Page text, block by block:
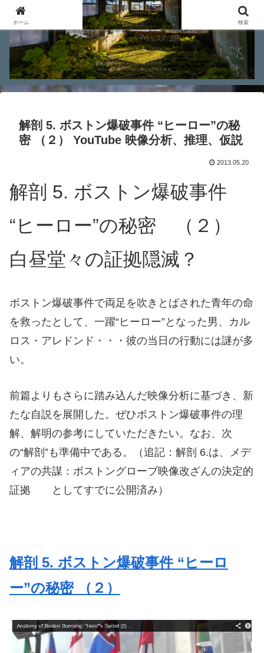
解剖 5. ボストン爆破事件 “ヒーロー”の秘
密 （２） YouTube 映像分析、推理、仮説
2013.05.20
解剖 5. ボストン爆破事件
“ヒーロー”の秘密 （２）
白昼堂々の証拠隠滅？
ボストン爆破事件で両足を吹きとばされた青年の命
を救ったとして、一躍“ヒーロー”となった男、カル
ロス・アレドンド・・・彼の当日の行動には謎が多
い。
前篇よりもさらに踏み込んだ映像分析に基づき、新
たな自説を展開した。ぜひボストン爆破事件の理
解、解明の参考にしていただきたい。なお、次
の“解剖”も準備中である。（追記：解剖 6.は、メデ
ィアの共謀：ボストングローブ映像改ざんの決定的
証拠 としてすでに公開済み）
解剖 5. ボストン爆破事件 “ヒーロ
ー”の秘密 （２）
ホーム 検索